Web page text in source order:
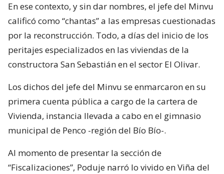
En ese contexto, y sin dar nombres, el jefe del Minvu
calificó como “chantas” a las empresas cuestionadas
por la reconstrucción. Todo, a días del inicio de los
peritajes especializados en las viviendas de la
constructora San Sebastián en el sector El Olivar.
Los dichos del jefe del Minvu se enmarcaron en su
primera cuenta pública a cargo de la cartera de
Vivienda, instancia llevada a cabo en el gimnasio
municipal de Penco -región del Bío Bío-.
Al momento de presentar la sección de
“Fiscalizaciones”, Poduje narró lo vivido en Viña del